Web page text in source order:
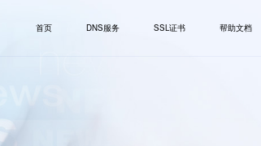
首页 DNS服务 SSL证书 帮助文档